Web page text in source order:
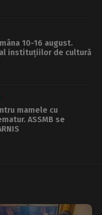
10-16 august.
instituțiilor de cultură
mamele cu
ASSMB se